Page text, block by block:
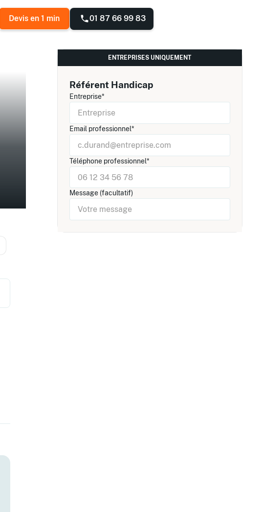
Devis en 1 min 01 87 66 99 83
ENTREPRISES UNIQUEMENT
Référent Handicap
Entreprise*
Email professionnel*
Téléphone professionnel*
Message (facultatif)